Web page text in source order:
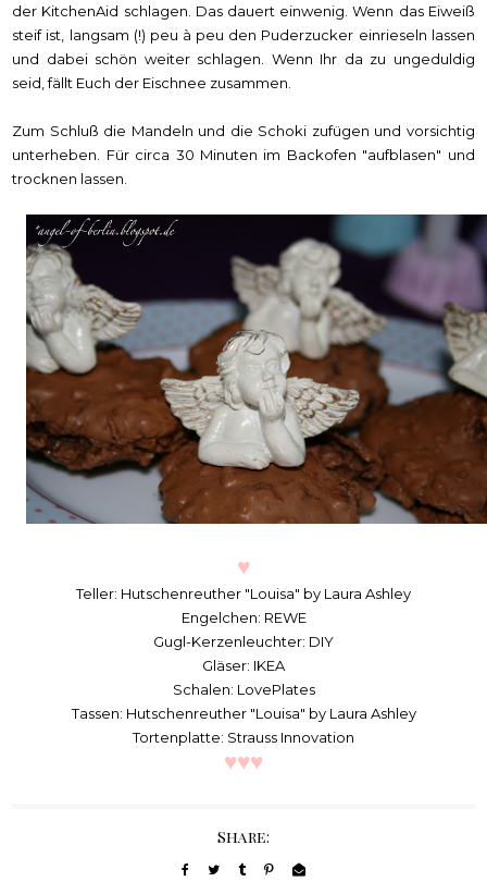
der KitchenAid schlagen. Das dauert einwenig. Wenn das Eiweiß
steif ist, langsam (!) peu à peu den Puderzucker einrieseln lassen
und dabei schön weiter schlagen. Wenn Ihr da zu ungeduldig
seid, fällt Euch der Eischnee zusammen.
Zum Schluß die Mandeln und die Schoki zufügen und vorsichtig
unterheben. Für circa 30 Minuten im Backofen "aufblasen" und
trocknen lassen.
♥
Teller: Hutschenreuther "Louisa" by Laura Ashley
Engelchen: REWE
Gugl-Kerzenleuchter: DIY
Gläser: IKEA
Schalen: LovePlates
Tassen: Hutschenreuther "Louisa" by Laura Ashley
Tortenplatte: Strauss Innovation
♥♥♥
Share: